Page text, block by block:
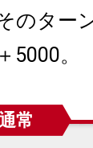
のター
5000。
常